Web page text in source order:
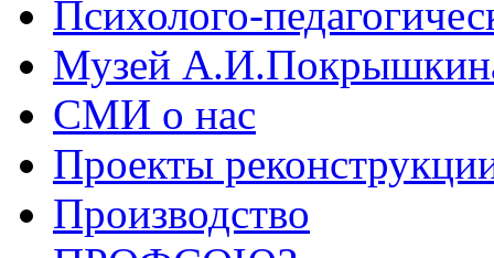
Психолого-
Музей
СМИ о нас
Проекты
Производство